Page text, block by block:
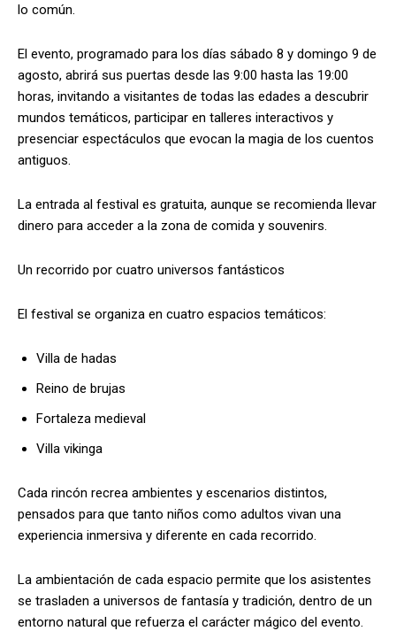
lo común.
El evento, programado para los días sábado 8 y domingo 9 de
agosto, abrirá sus puertas desde las 9:00 hasta las 19:00
horas, invitando a visitantes de todas las edades a descubrir
mundos temáticos, participar en talleres interactivos y
presenciar espectáculos que evocan la magia de los cuentos
antiguos.
La entrada al festival es gratuita, aunque se recomienda llevar
dinero para acceder a la zona de comida y souvenirs.
Un recorrido por cuatro universos fantásticos
El festival se organiza en cuatro espacios temáticos:
Villa de hadas
Reino de brujas
Fortaleza medieval
Villa vikinga
Cada rincón recrea ambientes y escenarios distintos,
pensados para que tanto niños como adultos vivan una
experiencia inmersiva y diferente en cada recorrido.
La ambientación de cada espacio permite que los asistentes
se trasladen a universos de fantasía y tradición, dentro de un
entorno natural que refuerza el carácter mágico del evento.